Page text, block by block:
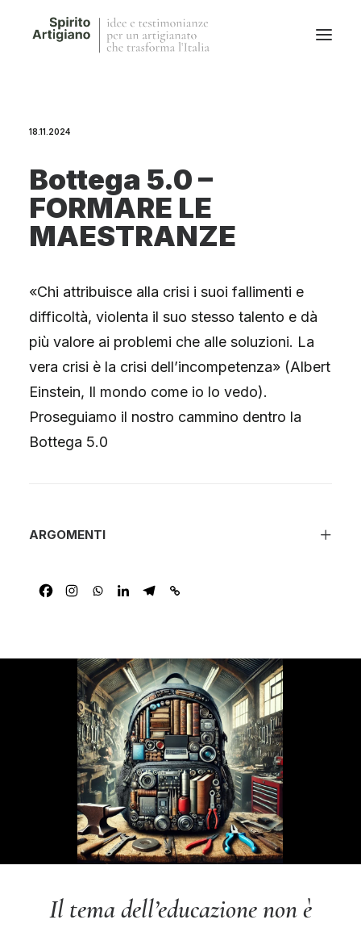
Magazine
QFG
Collaborano con noi
18.11.2024
Bottega 5.0 –
FORMARE LE
MAESTRANZE
«Chi attribuisce alla crisi i suoi fallimenti e
difficoltà, violenta il suo stesso talento e dà
più valore ai problemi che alle soluzioni. La
vera crisi è la crisi dell’incompetenza» (Albert
Einstein, Il mondo come io lo vedo).
Proseguiamo il nostro cammino dentro la
Bottega 5.0
ARGOMENTI
Il tema dell’educazione non è